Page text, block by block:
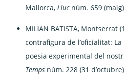
Mallorca,Lluc núm. 659
MILIAN BATISTA, Montserrat
contrafigura de l’oficialitat:
poesia experimental del
Temps núm. 228 (31